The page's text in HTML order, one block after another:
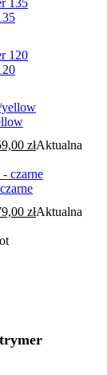
złAktualna
złAktualna